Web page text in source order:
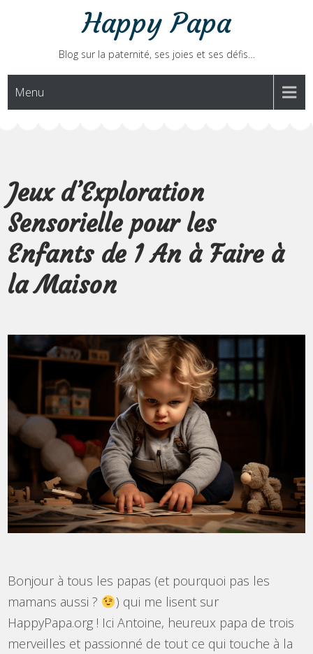
Happy Papa
Blog sur la paternité, ses joies et ses défis…
Menu
Jeux d’Exploration
Sensorielle pour les
Enfants de 1 An à Faire à
la Maison
Bonjour à tous les papas (et pourquoi pas les
mamans aussi ?
) qui me lisent sur
HappyPapa.org ! Ici Antoine, heureux papa de trois
merveilles et passionné de tout ce qui touche à la